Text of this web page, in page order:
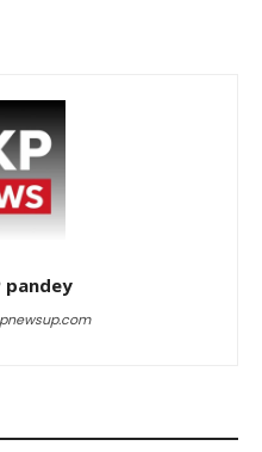
pandey